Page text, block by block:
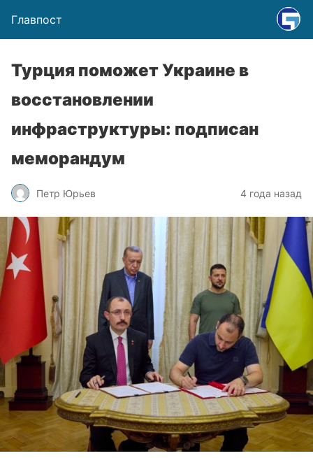
Главпост
Турция поможет Украине в
восстановлении
инфраструктуры: подписан
меморандум
Петр Юрьев 4 года назад